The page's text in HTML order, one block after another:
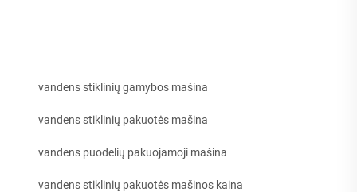
vandens stiklinių gamybos mašina
vandens stiklinių pakuotės mašina
vandens puodelių pakuojamoji mašina
vandens stiklinių pakuotės mašinos kaina